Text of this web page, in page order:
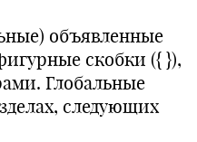
объявленные
скобки ({ }),
Глобальные
следующих